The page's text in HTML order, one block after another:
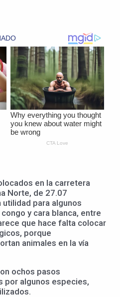
en la carretera
Norte, de 27.07
para algunos
y cara blanca, entre
que hace falta colocar
porque
animales en la vía
ochos pasos
por algunos especies,